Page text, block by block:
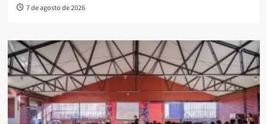
7 de agosto de 2026